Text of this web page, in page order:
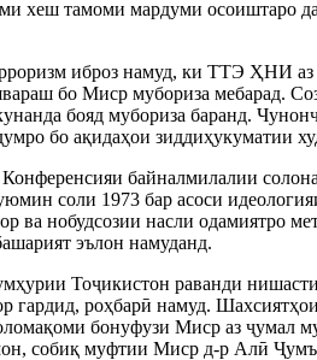
хеш тамоми мардуми осоиштаро
иброз намуд, ки ТТЭ ҲНИ
бо Миср мубориза мебарад.
бояд мубориза баранд.
бо ақидаҳои зиддиҳукуматии
байналмилалии
соли 1973 бар асоси
ва нобудсозии насли одамиятро
эълон намуданд.
Тоҷикистон раванди
гардид, роҳбарӣ намуд.
бонуфузи Миср аз
собиқ муфтии Миср д-р Алӣ